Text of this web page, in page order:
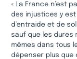
« La France n’est
des injustices y est
d’entraide et de
sauf que les dures
mêmes dans tous
dépenser plus que